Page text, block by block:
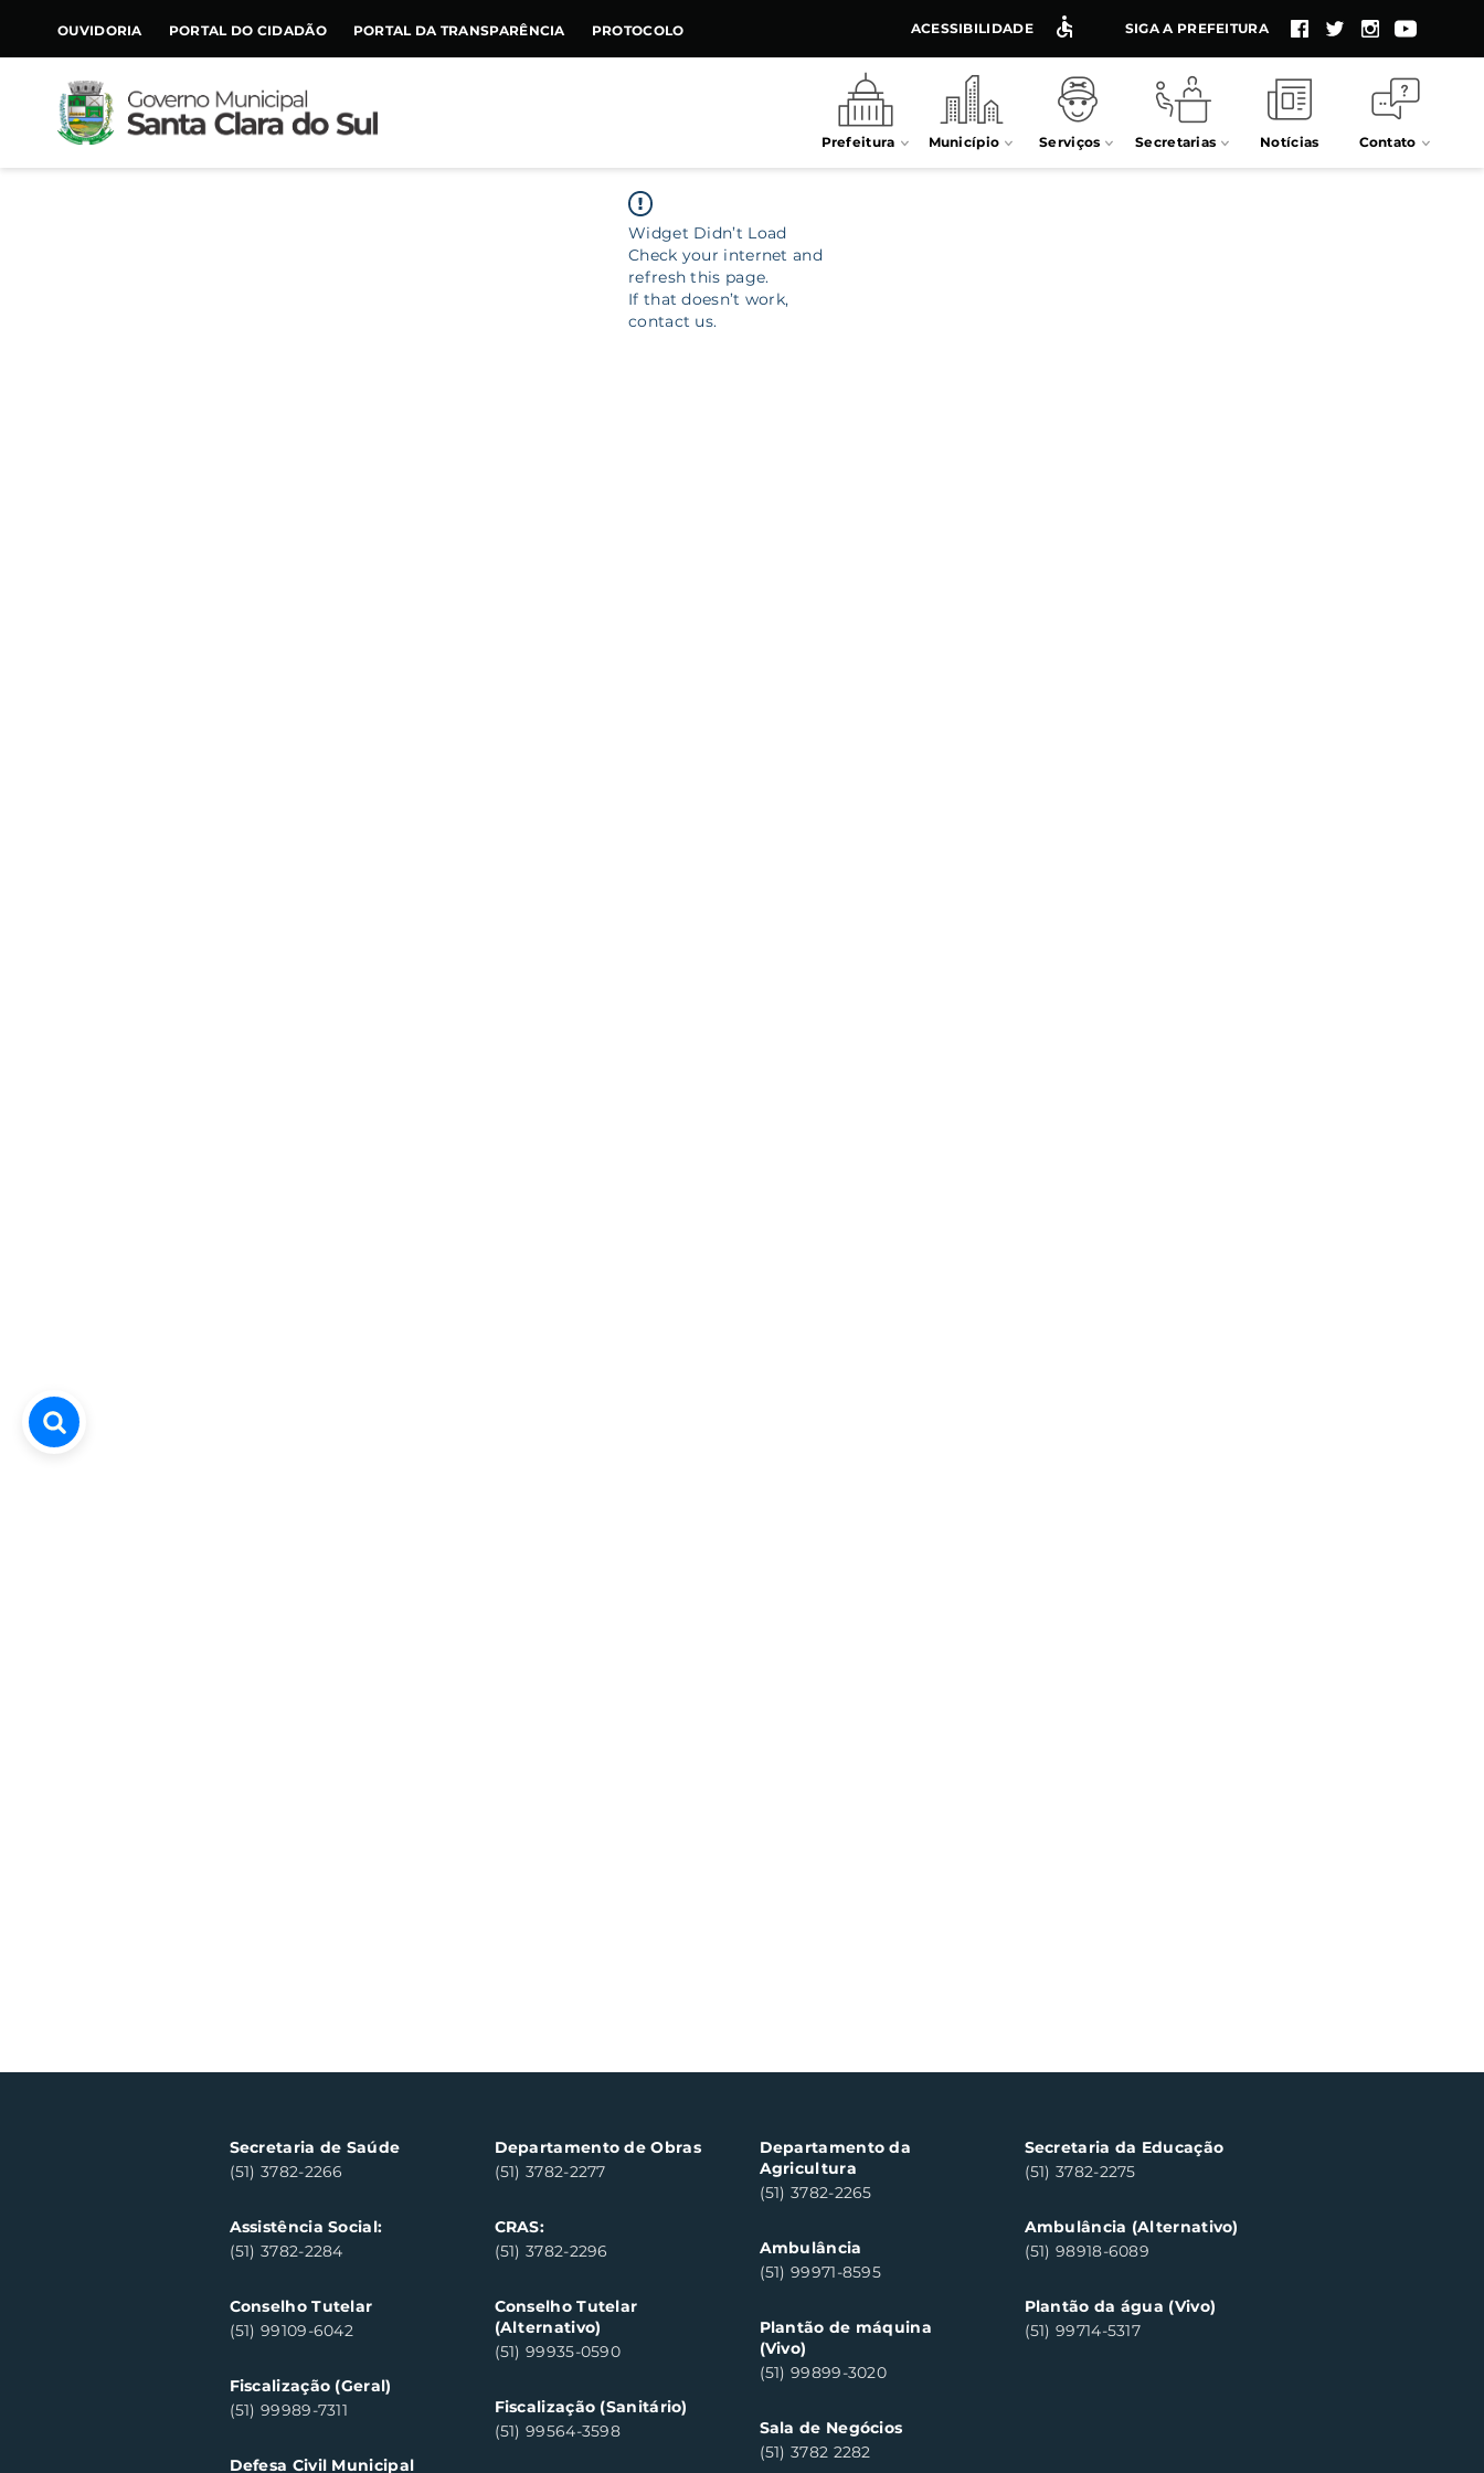
CONTEÚDO
OUVIDORIA PORTAL DO CIDADÃO PORTAL DA TRANSPARÊNCIA PROTOCOLO ACESSIBILIDADE SIGA A PREFEITURA
Prefeitura Município Serviços Secretarias Notícias Contato
Widget Didn’t Load
Check your internet and
refresh this page.
If that doesn’t work,
contact us.
Secretaria de Saúde
(51) 3782-2266
Assistência Social:
(51) 3782-2284
Conselho Tutelar
(51) 99109-6042
Fiscalização (Geral)
(51) 99989-7311
Defesa Civil Municipal
Departamento de Obras
(51) 3782-2277
CRAS:
(51) 3782-2296
Conselho Tutelar
(Alternativo)
(51) 99935-0590
Fiscalização (Sanitário)
(51) 99564-3598
Departamento da
Agricultura
(51) 3782-2265
Ambulância
(51) 99971-8595
Plantão de máquina
(Vivo)
(51) 99899-3020
Sala de Negócios
(51) 3782 2282
Secretaria da Educação
(51) 3782-2275
Ambulância (Alternativo)
(51) 98918-6089
Plantão da água (Vivo)
(51) 99714-5317